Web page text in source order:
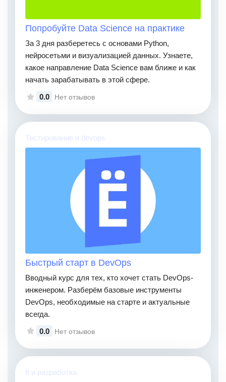
Попробуйте Data Science на практике
За 3 дня разберетесь с основами Python,
нейросетьми и визуализацией данных. Узнаете,
какое направление Data Science вам ближе и как
начать зарабатывать в этой сфере.
0.0
Нет отзывов
Тестирование и devops
Быстрый старт в DevOps
Вводный курс для тех, кто хочет стать DevOps-
инженером. Разберём базовые инструменты
DevOps, необходимые на старте и актуальные
всегда.
0.0
Нет отзывов
It и разработка